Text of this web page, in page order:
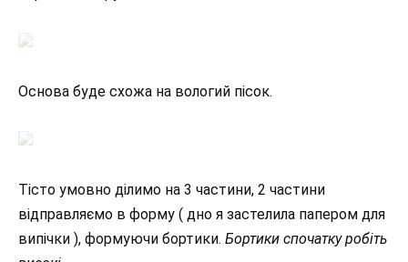
Основа буде схожа на вологий пісок.
Тісто умовно ділимо на 3 частини, 2 частини
відправляємо в форму ( дно я застелила папером для
випічки ), формуючи бортики. Бортики спочатку робіть